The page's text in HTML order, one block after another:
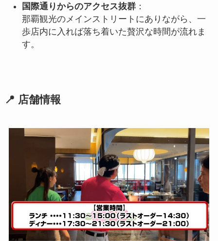
国際通りからのアクセス抜群：
那覇観光のメインストリートにありながら、一
歩店内に入れば落ち着いた贅沢な時間が流れま
す。
📍 店舗情報